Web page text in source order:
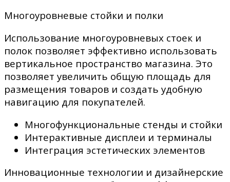
Многоуровневые стойки и полки
Использование многоуровневых стоек и
полок позволяет эффективно использовать
вертикальное пространство магазина. Это
позволяет увеличить общую площадь для
размещения товаров и создать удобную
навигацию для покупателей.
Многофункциональные стенды и стойки
Интерактивные дисплеи и терминалы
Интеграция эстетических элементов
Инновационные технологии и дизайнерские